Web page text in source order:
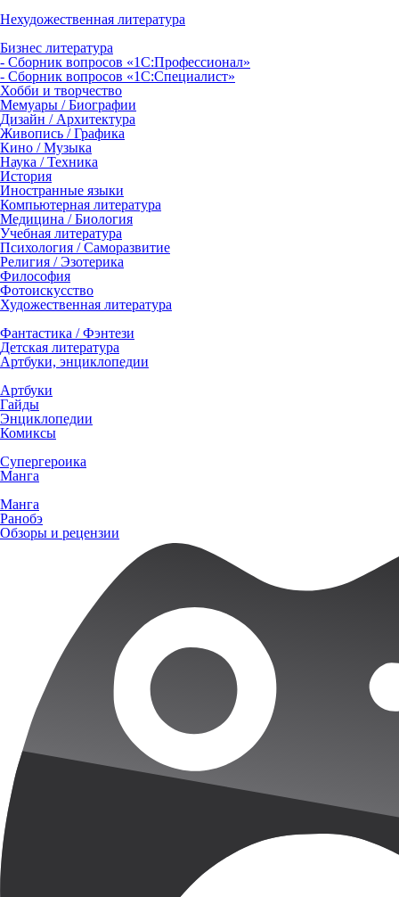
Нехудожественная литература
Бизнес литература
- Сборник вопросов «1С:Профессионал»
- Сборник вопросов «1С:Специалист»
Хобби и творчество
Мемуары / Биографии
Дизайн / Архитектура
Живопись / Графика
Кино / Музыка
Наука / Техника
История
Иностранные языки
Компьютерная литература
Медицина / Биология
Учебная литература
Психология / Саморазвитие
Религия / Эзотерика
Философия
Фотоискусство
Художественная литература
Фантастика / Фэнтези
Детская литература
Артбуки, энциклопедии
Артбуки
Гайды
Энциклопедии
Комиксы
Супергероика
Манга
Манга
Ранобэ
Обзоры и рецензии